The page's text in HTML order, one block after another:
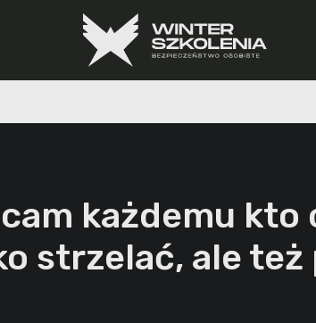
każdemu kto
strzelać, ale też